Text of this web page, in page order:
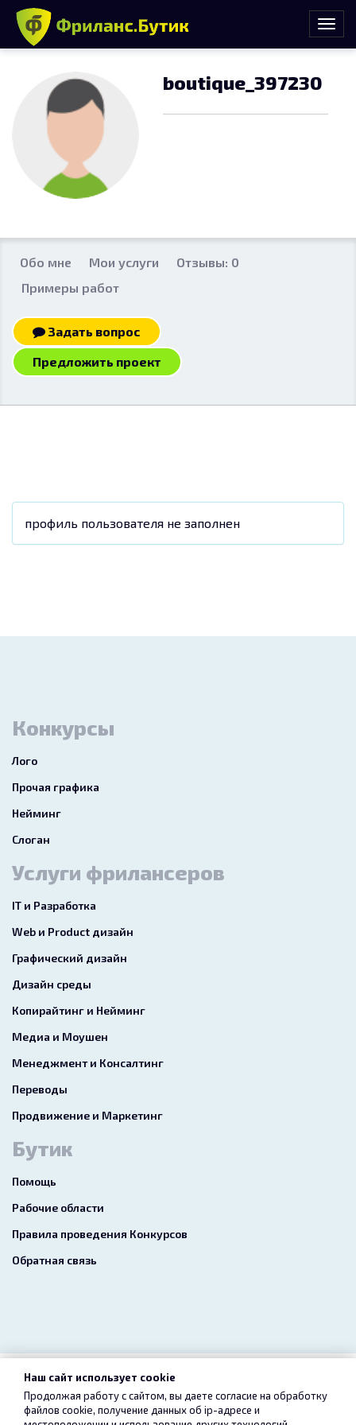
boutique_397230
Обо мне Мои услуги
Отзывы: 0
Примеры работ
Задать вопрос
Предложить проект
профиль пользователя не заполнен
Конкурсы
Лого
Прочая графика
Нейминг
Слоган
Услуги фрилансеров
IT и Разработка
Web и Product дизайн
Графический дизайн
Дизайн среды
Копирайтинг и Нейминг
Медиа и Моушен
Менеджмент и Консалтинг
Переводы
Продвижение и Маркетинг
Бутик
Помощь
Рабочие области
Правила проведения Конкурсов
Обратная связь
2026 freelance.boutique
Пользовательское соглашение Конфиденциальность
Наш сайт использует cookie
Продолжая работу с сайтом, вы даете согласие на обработку
файлов cookie, получение данных об ip-адресе и